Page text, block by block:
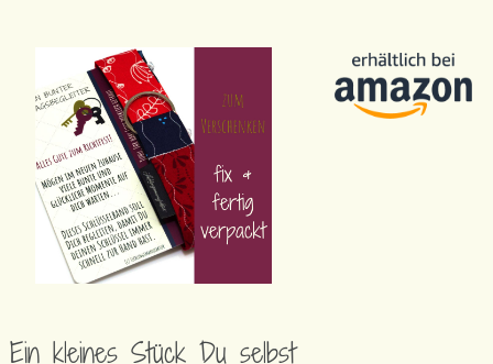
Ein kleines Stück Du selbst